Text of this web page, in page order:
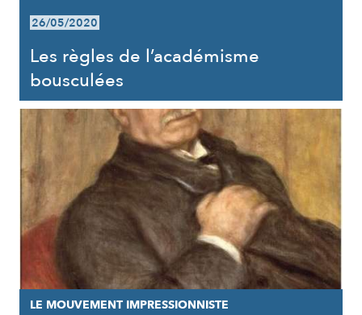
26/05/2020
Les règles de l’académisme
bousculées
LE MOUVEMENT IMPRESSIONNISTE